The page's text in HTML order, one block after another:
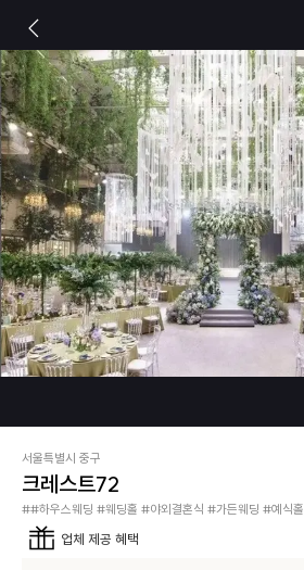
서울특별시 중구
크레스트72
##하우스웨딩 #웨딩홀 #야외결혼식 #가든웨딩 #예식홀
업체 제공 혜택